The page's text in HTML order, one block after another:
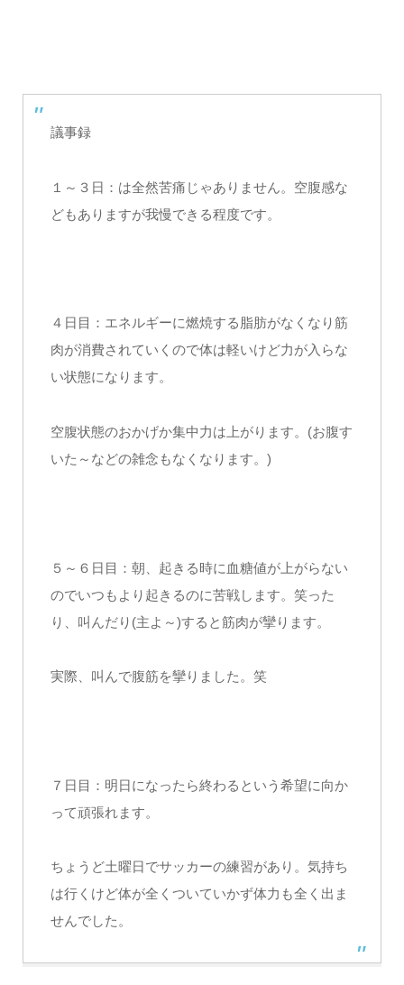
議事録
１～３日：は全然苦痛じゃありません。空腹感な
どもありますが我慢できる程度です。
４日目：エネルギーに燃焼する脂肪がなくなり筋
肉が消費されていくので体は軽いけど力が入らな
い状態になります。
空腹状態のおかげか集中力は上がります。(お腹す
いた～などの雑念もなくなります。)
５～６日目：朝、起きる時に血糖値が上がらない
のでいつもより起きるのに苦戦します。笑った
り、叫んだり(主よ～)すると筋肉が攣ります。
実際、叫んで腹筋を攣りました。笑
７日目：明日になったら終わるという希望に向か
って頑張れます。
ちょうど土曜日でサッカーの練習があり。気持ち
は行くけど体が全くついていかず体力も全く出ま
せんでした。